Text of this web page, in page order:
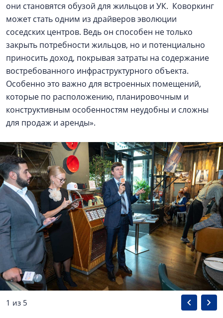
они становятся обузой для жильцов и УК. Коворкинг
может стать одним из драйверов эволюции
соседских центров. Ведь он способен не только
закрыть потребности жильцов, но и потенциально
приносить доход, покрывая затраты на содержание
востребованного инфраструктурного объекта.
Особенно это важно для встроенных помещений,
которые по расположению, планировочным и
конструктивным особенностям неудобны и сложны
для продаж и аренды».
1 из 5